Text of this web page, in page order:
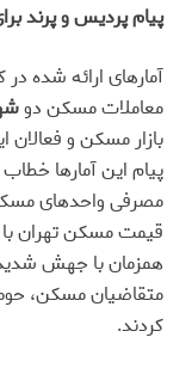
پیام پردیس و پرند
آمارهای ارائه شده
معاملات مسکن دو
بازار مسکن و فعالان
پیام این آمارها
مصرفی واحدهای
قیمت مسکن تهران
همزمان با جهش
متقاضیان مسکن،
کردند.